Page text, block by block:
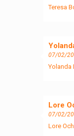
Teresa
07/02/
Yolanda
Lore
07/02/
Lore